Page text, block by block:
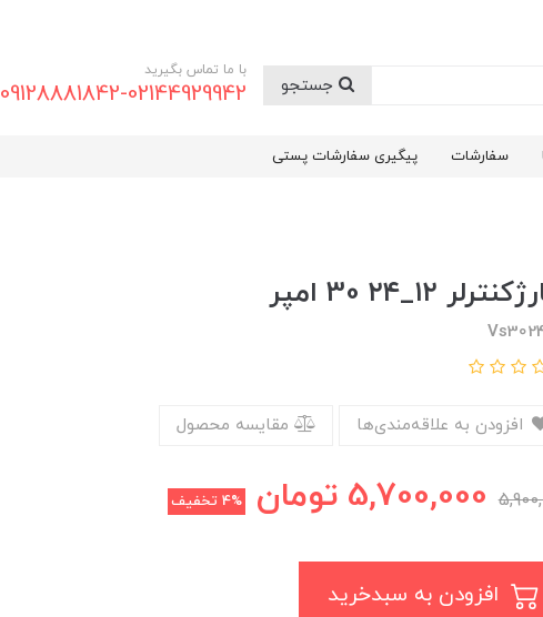
با ما تماس بگیرید
09128881842-02144929942
سفارشات پیگیری سفارشات پستی
۱۲_۲۴ 30 امپر
مقایسه محصول
5,700,000 تومان 4% تخفیف